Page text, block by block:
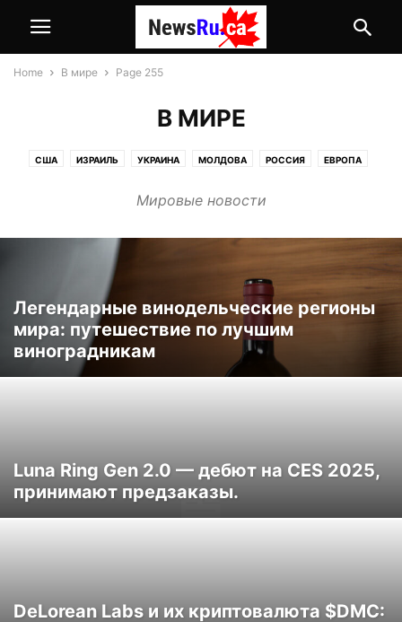
Home В мире Page 255
В МИРЕ
США ИЗРАИЛЬ УКРАИНА МОЛДОВА РОССИЯ ЕВРОПА
Мировые новости
Легендарные винодельческие регионы
мира: путешествие по лучшим
виноградникам
Luna Ring Gen 2.0 — дебют на CES 2025,
принимают предзаказы.
DeLorean Labs и их криптовалюта $DMC: